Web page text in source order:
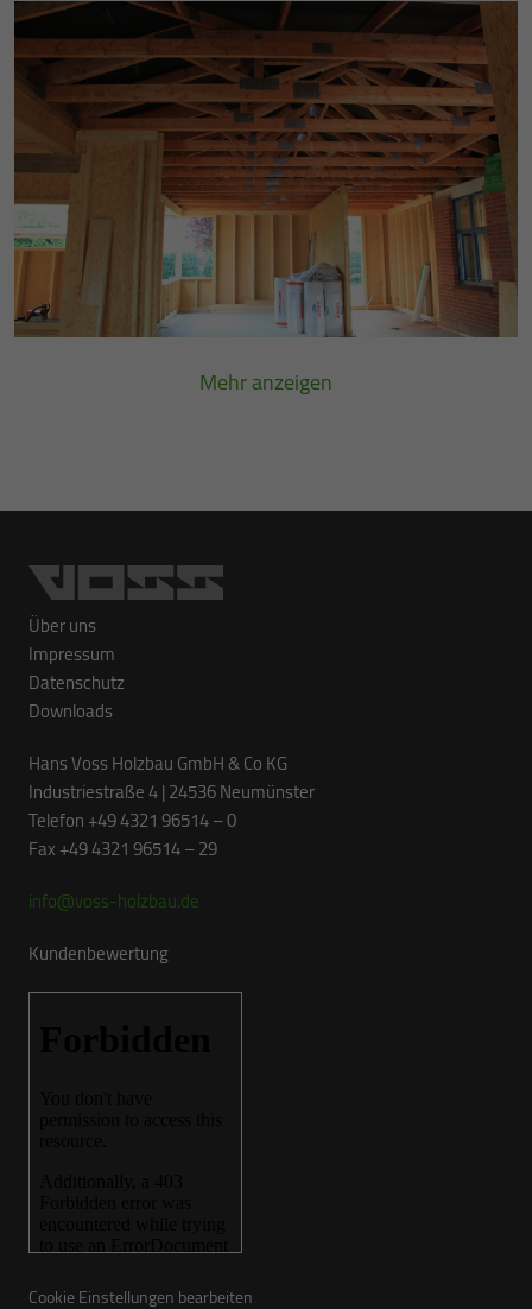
Mehr anzeigen
Über uns
Impressum
Datenschutz
Downloads
Hans Voss Holzbau GmbH & Co KG
Industriestraße 4 | 24536 Neumünster
Telefon +49 4321 96514 – 0
Fax +49 4321 96514 – 29
info@voss-holzbau.de
Kundenbewertung
Cookie Einstellungen bearbeiten